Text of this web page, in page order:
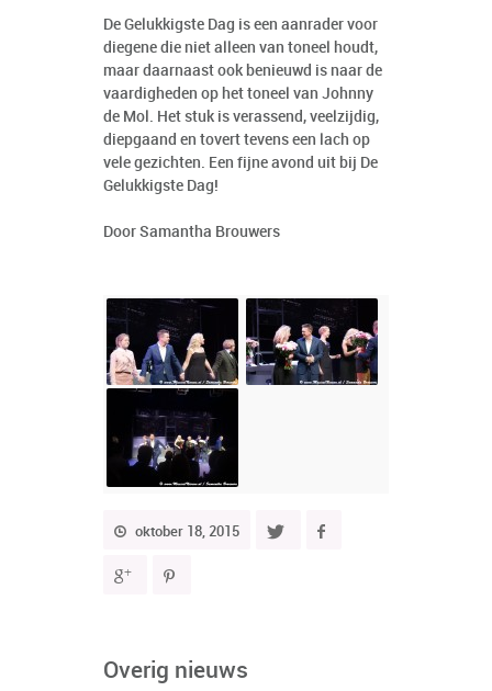
De Gelukkigste Dag is een aanrader voor
diegene die niet alleen van toneel houdt,
maar daarnaast ook benieuwd is naar de
vaardigheden op het toneel van Johnny
de Mol. Het stuk is verassend, veelzijdig,
diepgaand en tovert tevens een lach op
vele gezichten. Een fijne avond uit bij De
Gelukkigste Dag!
Door Samantha Brouwers
oktober 18, 2015
Overig nieuws